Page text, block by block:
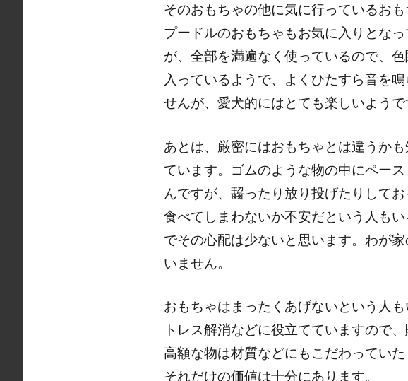
そのおもちゃの他に気に行っているお
プードルのおもちゃもお気に入りとな
が、全部を満遍なく使っているので、
入っているようで、よくひたすら音を
せんが、愛犬的にはとても楽しいようで
あとは、厳密にはおもちゃとは違うか
ています。ゴムのような物の中にペー
んですが、齧ったり放り投げたりして
食べてしまわないか不安だという人も
でその心配は少ないと思います。わが
いません。
おもちゃはまったくあげないという人
トレス解消などに役立てていますので
高額な物は材質などにもこだわってい
それだけの価値は十分にあります。